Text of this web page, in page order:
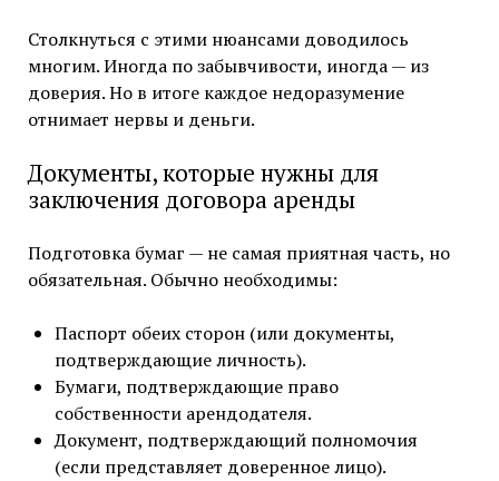
Столкнуться с этими нюансами доводилось
многим. Иногда по забывчивости, иногда — из
доверия. Но в итоге каждое недоразумение
отнимает нервы и деньги.
Документы, которые нужны для
заключения договора аренды
Подготовка бумаг — не самая приятная часть, но
обязательная. Обычно необходимы:
Паспорт обеих сторон (или документы,
подтверждающие личность).
Бумаги, подтверждающие право
собственности арендодателя.
Документ, подтверждающий полномочия
(если представляет доверенное лицо).